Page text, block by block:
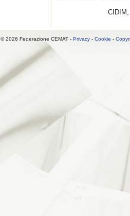
© 2026 Federazione CEMAT - Privacy- Cookie -